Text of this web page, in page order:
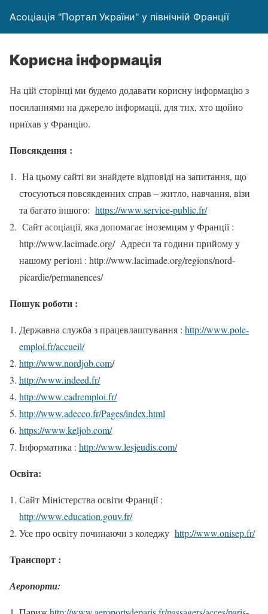
Асоціація "Портал України" у північній Франції
Корисна інформація
На цій сторінці ми будемо додавати корисну інформацію з
посиланнями на джерело інформації, для тих, хто щойно
приїхав у Францію.
Повсякдення :
На цьому сайті ви знайдете відповіді на запитання, що
стосуються повсякденних справ – житло, навчання, візи
та багато іншого: https://www.service-public.fr/
Сайт асоціації, яка допомагає іноземцям у Франції :
http://www.lacimade.org/ Адреси та години прийому у
нашому регіоні : http://www.lacimade.org/regions/nord-
picardie/permanences/
Пошук роботи :
Державна служба з працевлаштування : http://www.pole-
emploi.fr/accueil/
http://www.nordjob.com/
http://www.indeed.fr/
http://www.cadremploi.fr/
http://www.adecco.fr/Pages/index.html
https://www.keljob.com/
Інформатика : http://www.lesjeudis.com/
Освіта:
Сайт Міністерства освіти Франції :
http://www.education.gouv.fr/
Усе про освіту починаючи з коледжу http://www.onisep.fr/
Транспорт :
Аеропорти: